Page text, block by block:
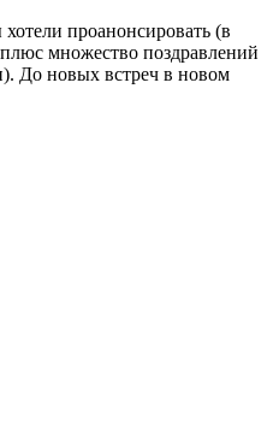
проанонсировать (в
множество поздравлений
До новых встреч в новом